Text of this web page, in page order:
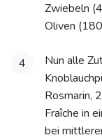
Zwiebeln
Oliven
4
Nun alle
Rosmarin,
Fraîche in
bei